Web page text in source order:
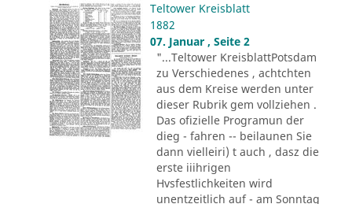
Teltower Kreisblatt
1882
07. Januar , Seite 2
"...Teltower KreisblattPotsdam
zu Verschiedenes , achtchten
aus dem Kreise werden unter
dieser Rubrik gem vollziehen .
Das ofizielle Programun der
dieg - fahren -- beilaunen Sie
dann vielleiri) t auch , dasz die
erste iiihrigen
Hvsfestlichkeiten wird
unentzeitlich auf - am Sonntag